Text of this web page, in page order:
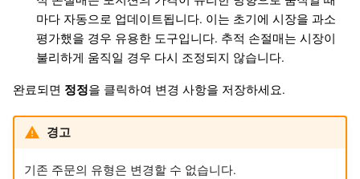
마다 자동으로 업데이트됩니다. 이는 초기에 시장을 과소
평가했을 경우 유용한 도구입니다. 추적 손절매는 시장이
불리하게 움직일 경우 다시 조정되지 않습니다.
완료되면 정정을 클릭하여 변경 사항을 저장하세요.
경고
기존 주문의 유형은 변경할 수 없습니다.